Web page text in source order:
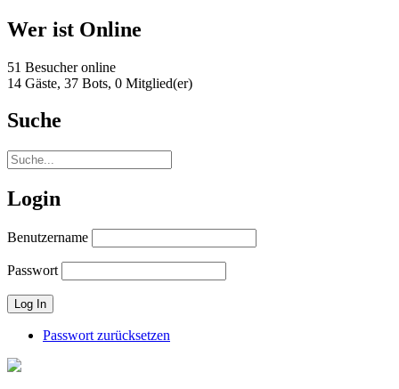
Wer ist Online
51 Besucher online
14 Gäste, 37 Bots, 0 Mitglied(er)
Suche
Login
Benutzername
Passwort
Passwort zurücksetzen